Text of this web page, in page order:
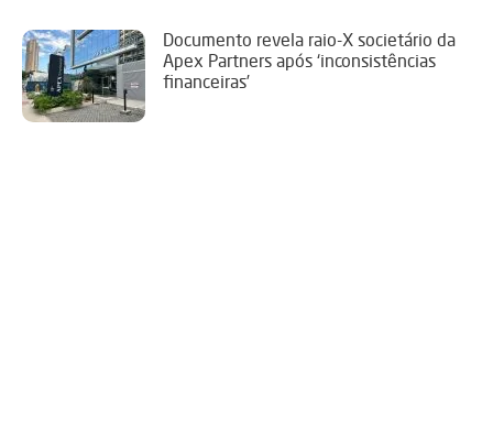
Documento revela raio-X societário da
Apex Partners após ‘inconsistências
financeiras’